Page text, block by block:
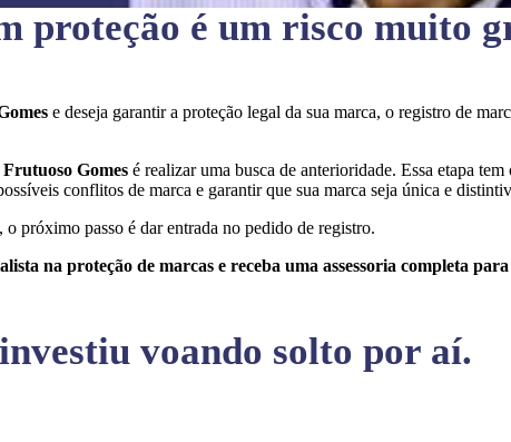
proteção é um risco muito
e deseja garantir a proteção legal da sua marca, o registro de
Gomes é realizar uma busca de anterioridade. Essa etapa
conflitos de marca e garantir que sua marca seja única e
próximo passo é dar entrada no pedido de registro.
na proteção de marcas e receba uma assessoria completa
voando solto por aí.